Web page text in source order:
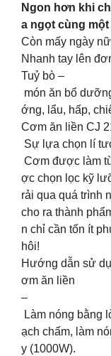
Ngon hơn khi
a ngọt cùng
Còn mấy ngày
Nhanh tay lên
Tuỷ bò –
món ăn bổ
ớng, lẩu, hấp,
Cơm ăn liền CJ
Sự lựa chọn lí
Cơm được làm
ợc chọn lọc kỹ
rải qua quá trình
cho ra thành
n chỉ cần tốn ít
hôi!
Hướng dẫn sử
ơm ăn liền
–
Làm nóng bằng
ạch chấm, làm
y (1000W).